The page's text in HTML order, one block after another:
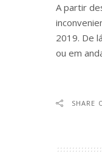
A partir
2019. De
ou em
SHARE